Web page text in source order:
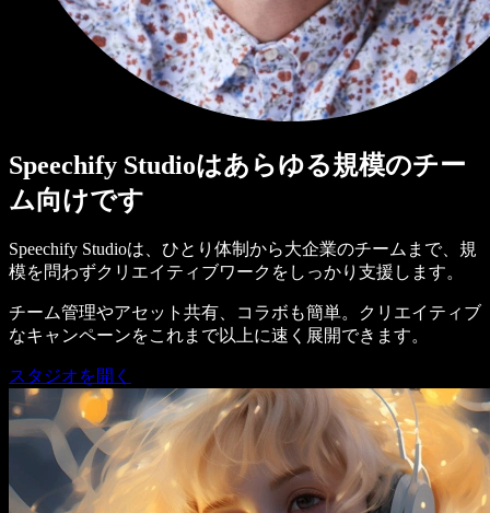
Speechify Studioはあらゆる規模のチー
ム向けです
Speechify Studioは、ひとり体制から大企業のチームまで、規
模を問わずクリエイティブワークをしっかり支援します。
チーム管理やアセット共有、コラボも簡単。クリエイティブ
なキャンペーンをこれまで以上に速く展開できます。
スタジオを開く